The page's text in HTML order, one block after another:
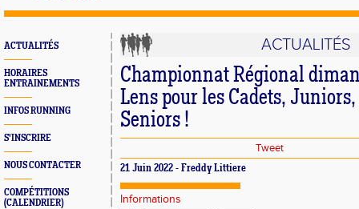
ACTUALITÉS
HORAIRES
ENTRAINEMENTS
INFOS RUNNING
S'INSCRIRE
NOUS CONTACTER
COMPÉTITIONS
(CALENDRIER)
ACTUALITÉS
Championnat Régional
Lens pour les Cadets,
Seniors !
Tweet
21 Juin 2022 - Freddy Littiere
Informations